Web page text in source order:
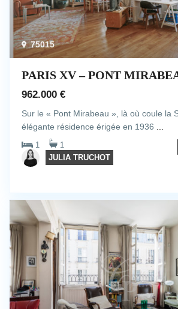
75015
PARIS XV – PONT
962.000 €
Sur le « Pont Mirabeau », là où coule la
élégante résidence érigée en 1936
1 1
JULIA TRUCHOT